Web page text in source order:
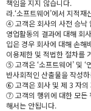
책임을 지지 않습니다.
라.‘소프트웨어’에서 지적
④ 고객은 회사의 사전 승낙
영업활동의 결과에 대해 회
입은 경우 회사에 대해 손해
이용제한 및 적법한 절차를
⑤ 고객은 ‘소프트웨어’ 및 ‘
반사회적인 산출물을 작성
⑥ 고객은 회사 및 제 3 자의
⑦ 고객의 행위에 대한 모든
해서는 안됩니다.